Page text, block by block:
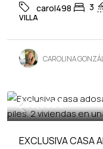
carol498 3
VILLA
CAROLINA
259,900€
EXCLUSIVA CASA